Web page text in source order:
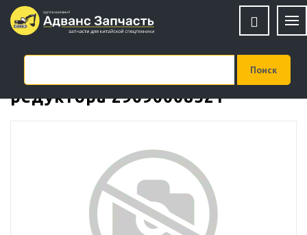
Блок сателлитов бортового
редуктора 29090008521